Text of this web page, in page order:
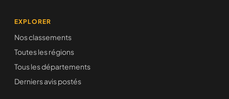
EXPLORER
Nos classements
Toutes les régions
Tous les départements
Derniers avis postés